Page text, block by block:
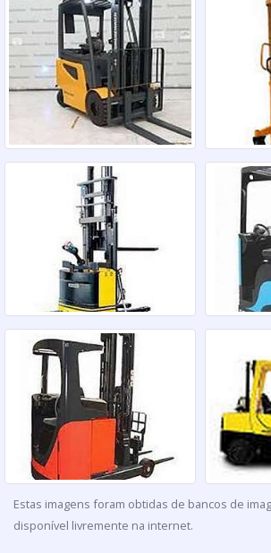
Estas imagens foram obtidas de bancos de
disponível livremente na internet.